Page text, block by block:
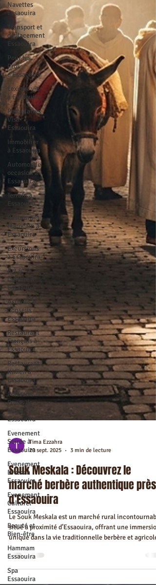
Navettes
Essaouira
Transport et
déplacement
Essaouira
Pour les
Pros
d'Essaouira
Lexique vie
à Essaouira
Partenaires
Visa
Essaouira
Immobilier
à Essaouira
Automobile
occasion à
Essaouira
Terrain à
Essaouira
Restaurant
Marocain à
Essaouira
Excursions
à Essaouira
Art &
Culture à
Essaouira
Astuces &
Conseils
Essaouira
Restaurant
Français à
Essaouira
Restaurant
Italien à
Essaouira
Poissons
Fruits de
mer à
Essaouira
Evenement
Soirée à
Essaouira
Evenement
Divers à
Essaouira
Evenement
Culturel
Essaouira
Beauté et
Bien-être
Hammam
Essaouira
Spa
Essaouira
Tima Ezzahra
20 sept. 2025
3 min de lecture
Souk Meskala : Découvrez le
marché berbère authentique près
d’Essaouira
Le Souk Meskala est un marché rural
situé à proximité d’Essaouira, offrant une immersion
unique dans la vie traditionnelle berbère et agricole
de la région. Ce marché agricole regorge de produits